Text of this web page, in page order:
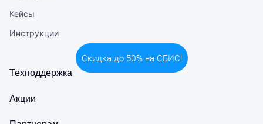
Кейсы
Инструкции
Техподдержка
Акции